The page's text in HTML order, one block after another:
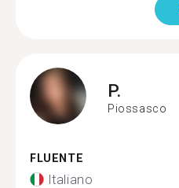
P.
Piossasco
FLUENTE
Italiano